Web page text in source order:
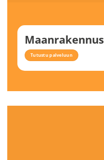
Maanrakennus
Tutustu palveluun